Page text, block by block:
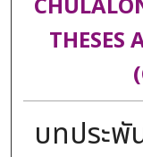
THESES
บทประ